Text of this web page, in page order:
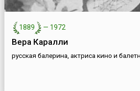
1889 — 1972
Вера Каралли
русская балерина, актриса кино и